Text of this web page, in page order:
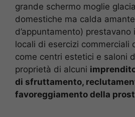
grande schermo moglie
domestiche ma calda
d’appuntamento) prestavano
locali di esercizi commerciali
come centri estetici e saloni
proprietà di alcuni
di sfruttamento,
favoreggiamento della